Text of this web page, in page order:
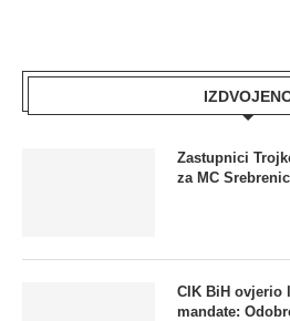
Zastupnici
za MC
CIK BiH ovjerio
mandate: